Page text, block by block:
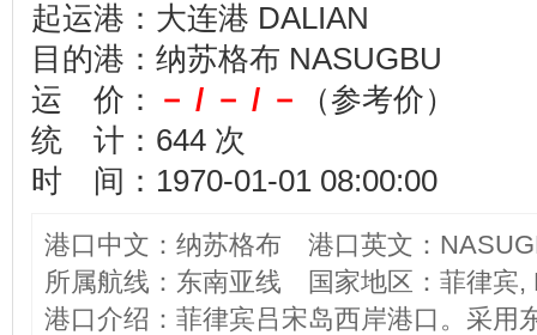
起运港：大连港 DALIAN
目的港：纳苏格布 NASUGBU
运 价：
－ / － / －
（参考价）
统 计：644 次
时 间：1970-01-01 08:00:00
港口中文：纳苏格布 港口英文：
所属航线：东南亚线 国家地区：菲律宾,
港口介绍：菲律宾吕宋岛西岸港口。采用